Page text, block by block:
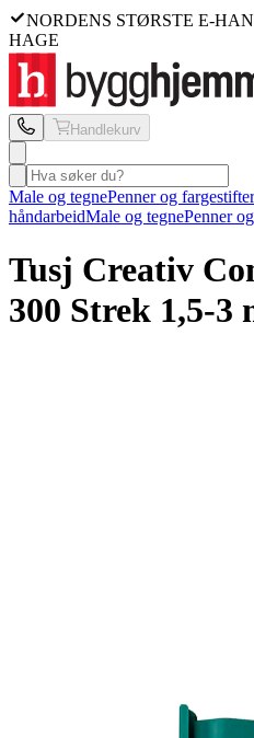
NORDENS STØRSTE E-
HAGE
Handlekurv
Male og tegnePenner og fargestifter
håndarbeidMale og tegnePenner
Tusj Creativ
300 Strek 1,5-3